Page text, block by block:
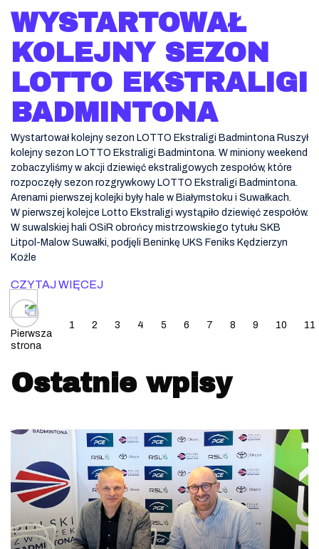
WYSTARTOWAŁ
KOLEJNY SEZON
LOTTO EKSTRALIGI
BADMINTONA
Wystartował kolejny sezon LOTTO Ekstraligi Badmintona Ruszył
kolejny sezon LOTTO Ekstraligi Badmintona. W miniony weekend
zobaczyliśmy w akcji dziewięć ekstraligowych zespołów, które
rozpoczęły sezon rozgrywkowy LOTTO Ekstraligi Badmintona.
Arenami pierwszej kolejki były hale w Białymstoku i Suwałkach.
W pierwszej kolejce Lotto Ekstraligi wystąpiło dziewięć zespołów.
W suwalskiej hali OSiR obrońcy mistrzowskiego tytułu SKB
Litpol-Malow Suwałki, podjęli Beninkę UKS Feniks Kędzierzyn
Koźle
CZYTAJ WIĘCEJ
Posts navigation
Pierwsza
strona
1 2 3 4 5 6 7 8 9 10 11
Ostatnie wpisy